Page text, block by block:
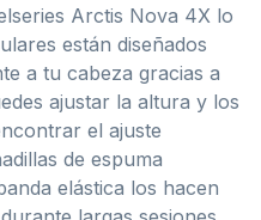
Arctis Nova 4X lo
están diseñados
a tu cabeza gracias a
ajustar la altura y los
el ajuste
de espuma
elástica los hacen